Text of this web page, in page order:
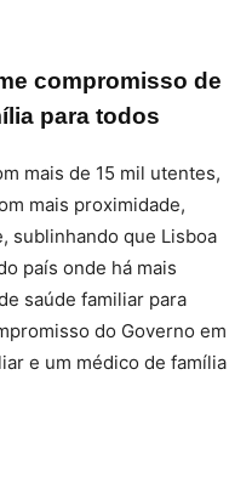
compromisso de
para todos
mais de 15 mil utentes,
mais proximidade,
sublinhando que Lisboa
país onde há mais
saúde familiar para
do Governo em
e um médico de família